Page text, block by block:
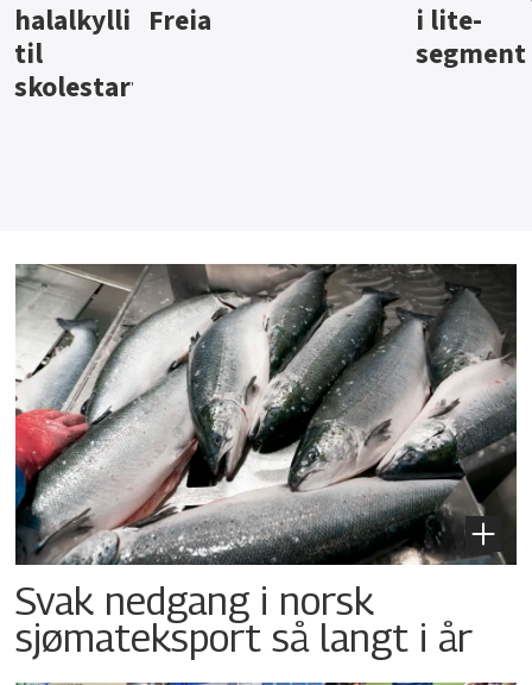
i lite-
Svak nedgang i norsk
sjømateksport så langt i år